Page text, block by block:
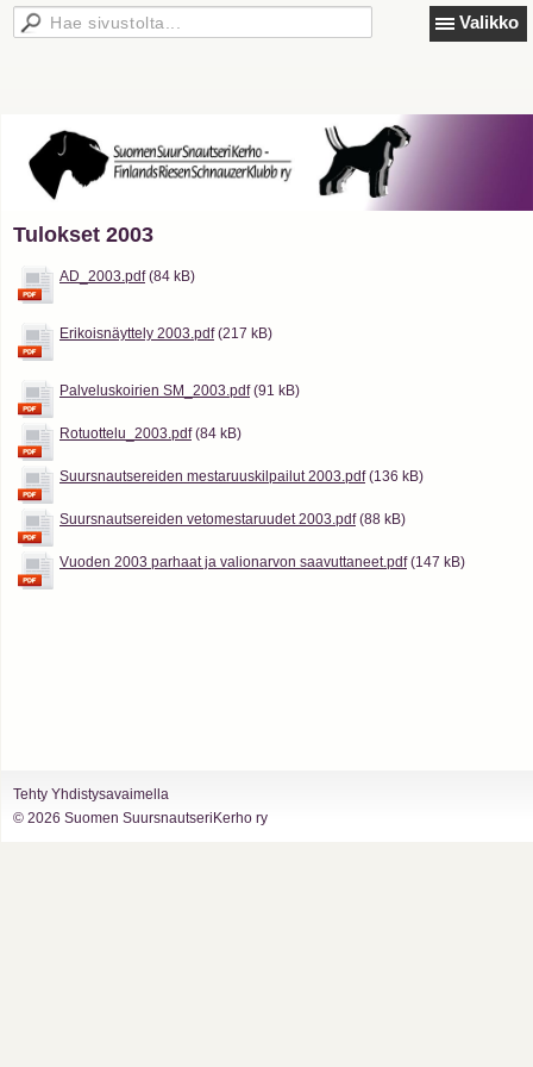
Valikko
Tulokset 2003
AD_2003.pdf (84 kB)
Erikoisnäyttely 2003.pdf (217 kB)
Palveluskoirien SM_2003.pdf (91 kB)
Rotuottelu_2003.pdf (84 kB)
Suursnautsereiden mestaruuskilpailut 2003.pdf (136 kB)
Suursnautsereiden vetomestaruudet 2003.pdf (88 kB)
Vuoden 2003 parhaat ja valionarvon saavuttaneet.pdf (147 kB)
Tehty Yhdistysavaimella
© 2026 Suomen SuursnautseriKerho ry